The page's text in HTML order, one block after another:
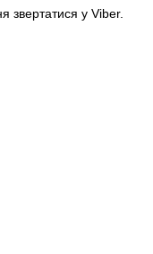
звертатися у Viber.